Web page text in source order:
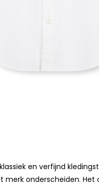
en verfijnd
merk onderscheiden.